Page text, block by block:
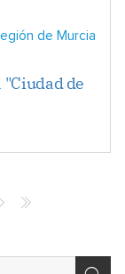
de Murcia
de